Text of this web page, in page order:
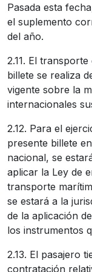
Pasada esta
el suplemento
del año.
2.11. El
billete se realiza
vigente sobre la
internacionales
2.12. Para el
presente billete
nacional, se
aplicar la Ley de
transporte
se estará a la
de la aplicación
los instrumentos
2.13. El pasajero
contratación